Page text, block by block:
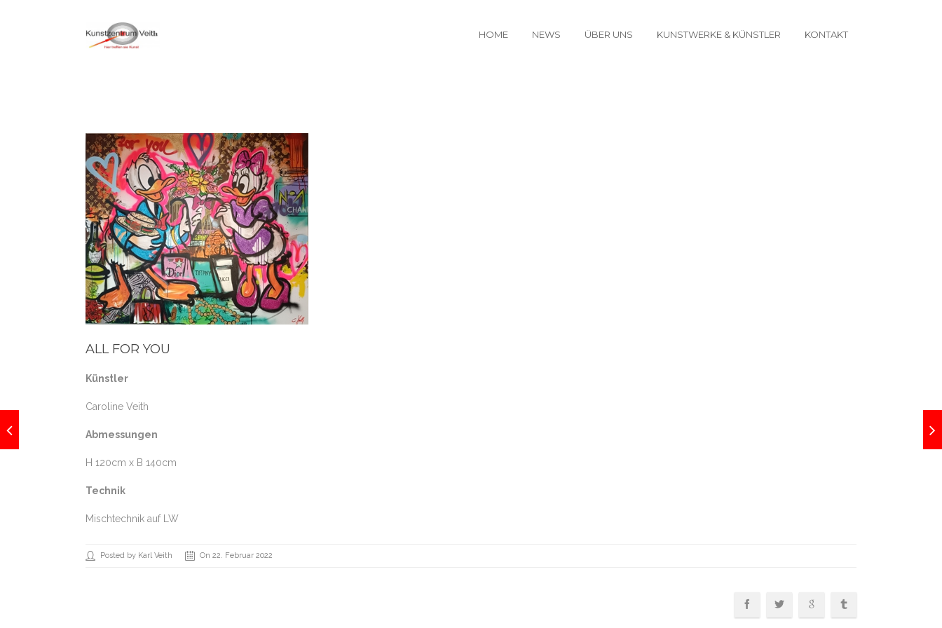
HOME NEWS ÜBER UNS KUNSTWERKE & KÜNSTLER KONTAKT
ALL FOR YOU
Künstler
Caroline Veith
Abmessungen
H 120cm x B 140cm
Technik
Mischtechnik auf LW
Posted by Karl Veith On 22. Februar 2022